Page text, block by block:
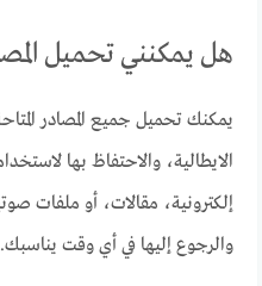
هل يمكنني تحميل
يمكنك تحميل جميع المصادر
الايطالية، والاحتفاظ بها
إلكترونية، مقالات، أو ملفات
والرجوع إليها في أي وقت يناسبك.